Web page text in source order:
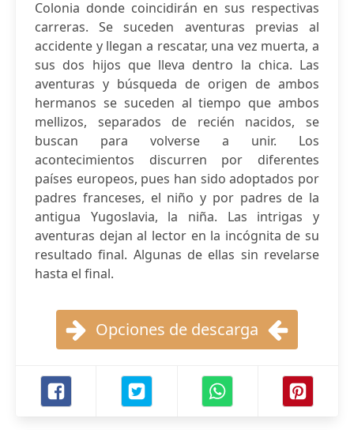
Colonia donde coincidirán en sus respectivas
carreras. Se suceden aventuras previas al
accidente y llegan a rescatar, una vez muerta, a
sus dos hijos que lleva dentro la chica. Las
aventuras y búsqueda de origen de ambos
hermanos se suceden al tiempo que ambos
mellizos, separados de recién nacidos, se
buscan para volverse a unir. Los
acontecimientos discurren por diferentes
países europeos, pues han sido adoptados por
padres franceses, el niño y por padres de la
antigua Yugoslavia, la niña. Las intrigas y
aventuras dejan al lector en la incógnita de su
resultado final. Algunas de ellas sin revelarse
hasta el final.
Opciones de descarga